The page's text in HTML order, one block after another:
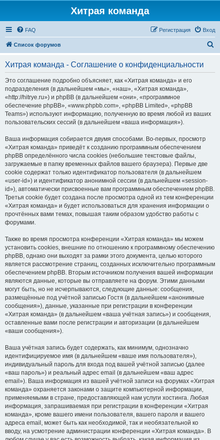
Хитрая команда
FAQ Вход
Регистрация
Список форумов
Хитрая команда - Соглашение о конфиденциальности
Это соглашение подробно объясняет, как «Хитрая команда» и его
подразделения (в дальнейшем «мы», «наш», «Хитрая команда»,
«http://hitrye.ru») и phpBB (в дальнейшем «они», «программное
обеспечение phpBB», «www.phpbb.com», «phpBB Limited», «phpBB
Teams») используют информацию, полученную во время любой из ваших
пользовательских сессий (в дальнейшем «ваша информация»).
Ваша информация собирается двумя способами. Во-первых, просмотр
«Хитрая команда» приведёт к созданию программным обеспечением
phpBB определённого числа cookies (небольшие текстовые файлы,
загружаемые в папку временных файлов вашего браузера). Первые две
cookie содержат только идентификатор пользователя (в дальнейшем
«user-id») и идентификатор анонимной сессии (в дальнейшем «session-
id»), автоматически присвоенные вам программным обеспечением phpBB.
Третья cookie будет создана после просмотра одной из тем конференции
«Хитрая команда» и будет использоваться для хранения информации о
прочтённых вами темах, повышая таким образом удобство работы с
форумами.
Также во время просмотра конференции «Хитрая команда» мы можем
установить cookies, внешние по отношению к программному обеспечению
phpBB, однако они выходят за рамки этого документа, целью которого
является рассмотрение страниц, созданных исключительно программным
обеспечением phpBB. Вторым источником получения вашей информации
являются данные, которые вы отправляете на форум. Этими данными
могут быть, но не исчерпываются, следующие данные: сообщения,
размещённые под учётной записью Гостя (в дальнейшем «анонимные
сообщения»), данные, указанные при регистрации в конференции
«Хитрая команда» (в дальнейшем «ваша учётная запись») и сообщения,
оставленные вами после регистрации и авторизации (в дальнейшем
«ваши сообщения»).
Ваша учётная запись будет содержать, как минимум, однозначно
идентифицируемое имя (в дальнейшем «ваше имя пользователя»),
индивидуальный пароль для входа под вашей учётной записью (далее
«ваш пароль») и реальный адрес email (в дальнейшем «ваш адрес
email»). Ваша информация из вашей учётной записи на форумах «Хитрая
команда» охраняется законами о защите компьютерной информации,
применяемыми в стране, предоставляющей нам услуги хостинга. Любая
информация, запрашиваемая при регистрации в конференции «Хитрая
команда», кроме вашего имени пользователя, вашего пароля и вашего
адреса email, может быть как необходимой, так и необязательной ко
вводу, на усмотрение администрации конференции «Хитрая команда». В